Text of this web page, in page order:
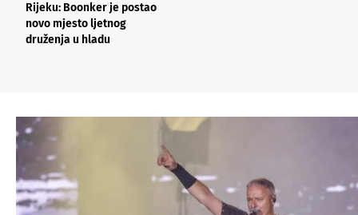
Rijeku: Boonker je postao
novo mjesto ljetnog
druženja u hladu